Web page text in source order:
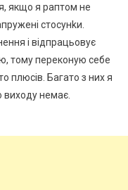
якщо я раптом не
стосунkи.
і відпрацьовує
тому переконую себе
плюсів. Багато з них я
виходу немає.